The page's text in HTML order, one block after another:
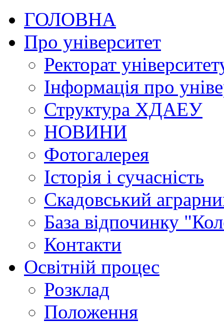
ГОЛОВНА
Про університет
Ректорат
Інформація про
Структура ХДАЕУ
НОВИНИ
Фотогалерея
Історія і сучасність
Скадовський
База відпочинку
Контакти
Освітній процес
Розклад
Положення